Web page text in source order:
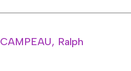
CAMPEAU, Ralph